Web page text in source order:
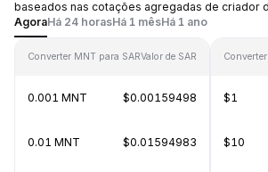
baseados nas cotações agregadas de criador
AgoraHá 24 horasHá 1 mêsHá 1 ano
Converter MNT para SARValor de SAR
0.001 MNT $0.00159498
0.01 MNT $0.01594983
$1
$10